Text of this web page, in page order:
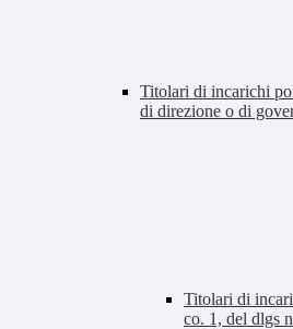
Titolari di incarichi
di direzione o di
Titolari di
co. 1, del dlgs